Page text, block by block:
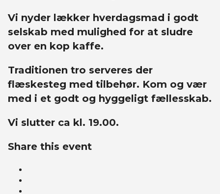
Vi nyder lækker hverdagsmad i godt
selskab med mulighed for at sludre
over en kop kaffe.
Traditionen tro serveres der
flæskesteg med tilbehør. Kom og vær
med i et godt og hyggeligt fællesskab.
Vi slutter ca kl. 19.00.
Share this event